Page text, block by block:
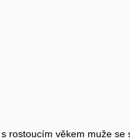
rostoucím věkem muže se